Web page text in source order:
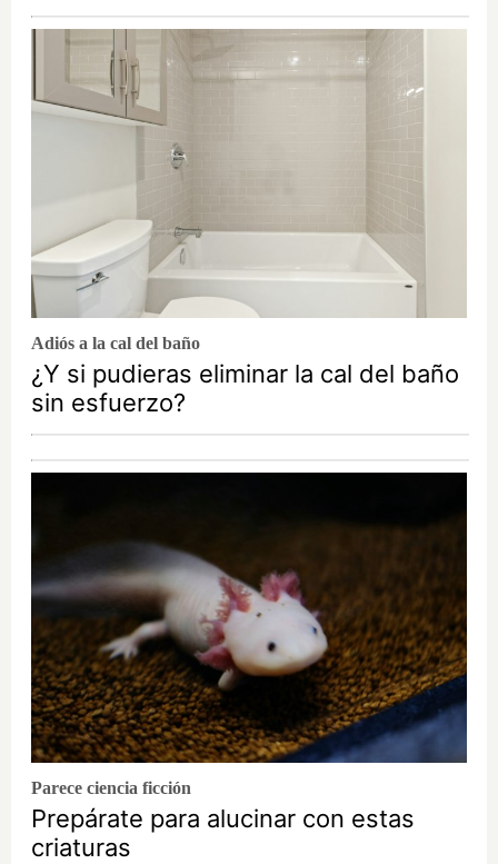
Adiós a la cal del baño
¿Y si pudieras eliminar la cal del baño
sin esfuerzo?
Parece ciencia ficción
Prepárate para alucinar con estas
criaturas